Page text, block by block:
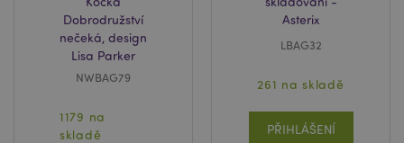
Dobrodružství
nečeká, design
Lisa Parker
NWBAG79
1179 na
skladě
Asterix
LBAG32
261 na skladě
PŘIHLÁŠENÍ